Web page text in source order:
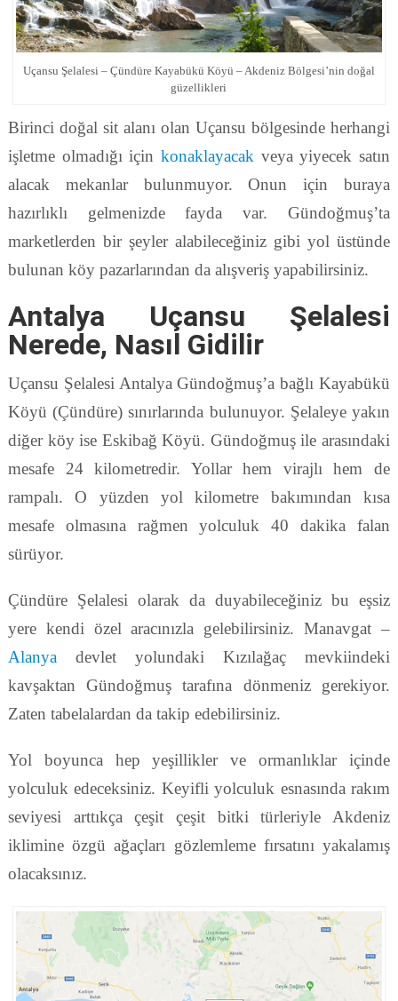
Uçansu Şelalesi – Çündüre Kayabükü Köyü – Akdeniz Bölgesi’nin doğal
güzellikleri
Birinci doğal sit alanı olan Uçansu bölgesinde herhangi
işletme olmadığı için konaklayacak veya yiyecek satın
alacak mekanlar bulunmuyor. Onun için buraya
hazırlıklı gelmenizde fayda var. Gündoğmuş’ta
marketlerden bir şeyler alabileceğiniz gibi yol üstünde
bulunan köy pazarlarından da alışveriş yapabilirsiniz.
Antalya Uçansu Şelalesi
Nerede, Nasıl Gidilir
Uçansu Şelalesi Antalya Gündoğmuş’a bağlı Kayabükü
Köyü (Çündüre) sınırlarında bulunuyor. Şelaleye yakın
diğer köy ise Eskibağ Köyü. Gündoğmuş ile arasındaki
mesafe 24 kilometredir. Yollar hem virajlı hem de
rampalı. O yüzden yol kilometre bakımından kısa
mesafe olmasına rağmen yolculuk 40 dakika falan
sürüyor.
Çündüre Şelalesi olarak da duyabileceğiniz bu eşsiz
yere kendi özel aracınızla gelebilirsiniz. Manavgat –
Alanyadevlet yolundaki Kızılağaç mevkiindeki
kavşaktan Gündoğmuş tarafına dönmeniz gerekiyor.
Zaten tabelalardan da takip edebilirsiniz.
Yol boyunca hep yeşillikler ve ormanlıklar içinde
yolculuk edeceksiniz. Keyifli yolculuk esnasında rakım
seviyesi arttıkça çeşit çeşit bitki türleriyle Akdeniz
iklimine özgü ağaçları gözlemleme fırsatını yakalamış
olacaksınız.